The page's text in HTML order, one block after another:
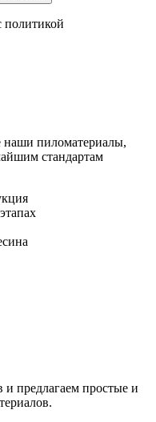
политикой
наши пиломатериалы,
стандартам
предлагаем простые и